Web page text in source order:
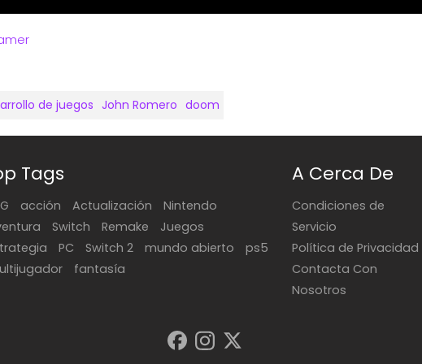
de juegos John Romero doom
Tags
acción Actualización
Nintendo
Switch Remake
Juegos
PC Switch 2 mundo abierto
ps5
fantasía
A Cerca De
Condiciones de
Servicio
Política de Privacidad
Contacta Con
Nosotros